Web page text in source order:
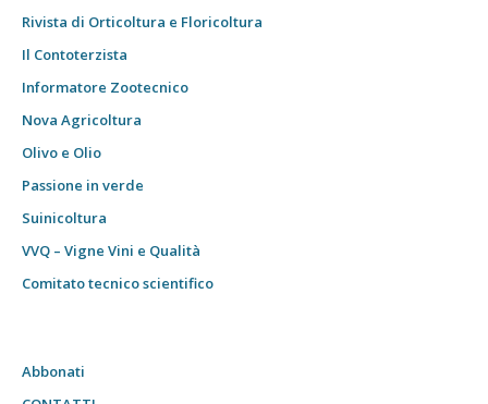
Rivista di Orticoltura e Floricoltura
Il Contoterzista
Informatore Zootecnico
Nova Agricoltura
Olivo e Olio
Passione in verde
Suinicoltura
VVQ – Vigne Vini e Qualità
Comitato tecnico scientifico
Abbonati